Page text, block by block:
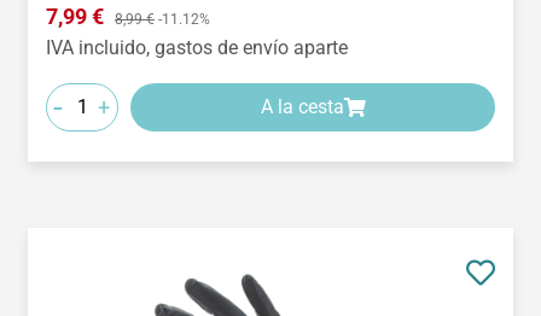
Precio de venta:
7,99 € Precio normal:
8,99 € -11.12%
IVA incluido, gastos de envío aparte
- + A la cesta